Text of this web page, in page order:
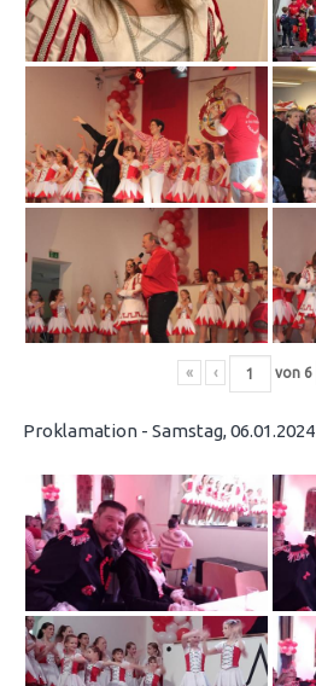
« ‹ von 6
Proklamation - Samstag, 06.01.2024